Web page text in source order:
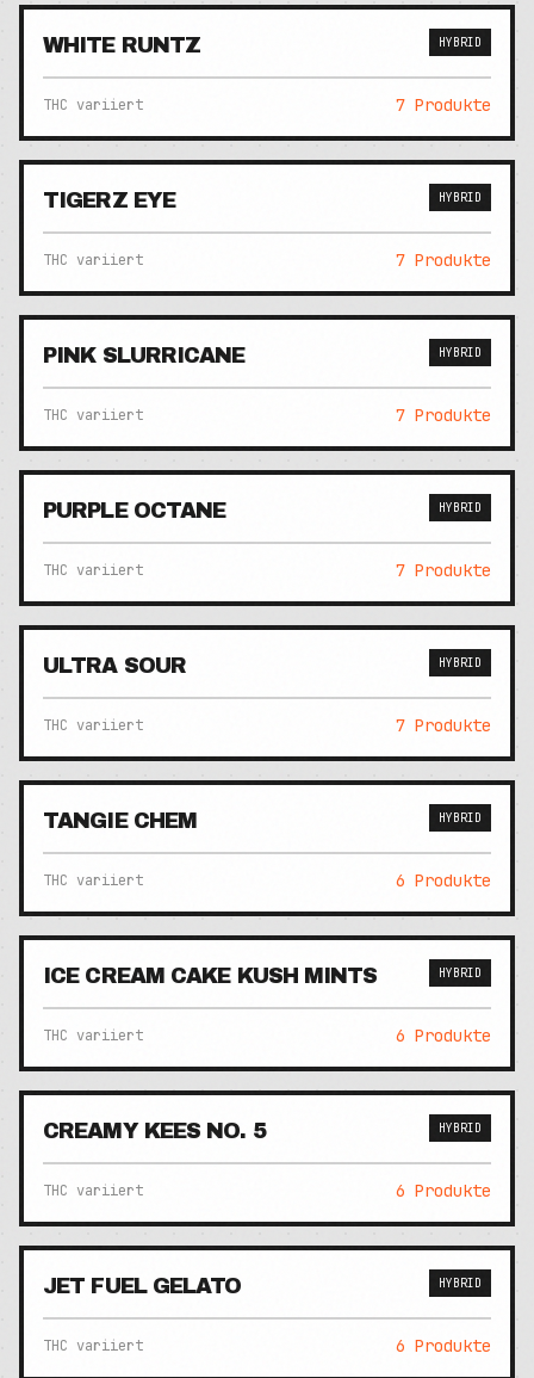
WHITE RUNTZ HYBRID
THC variiert 7 Produkte
TIGERZ EYE HYBRID
THC variiert 7 Produkte
PINK SLURRICANE HYBRID
THC variiert 7 Produkte
PURPLE OCTANE HYBRID
THC variiert 7 Produkte
ULTRA SOUR HYBRID
THC variiert 7 Produkte
TANGIE CHEM HYBRID
THC variiert 6 Produkte
ICE CREAM CAKE KUSH MINTS HYBRID
THC variiert 6 Produkte
CREAMY KEES NO. 5 HYBRID
THC variiert 6 Produkte
JET FUEL GELATO HYBRID
THC variiert 6 Produkte